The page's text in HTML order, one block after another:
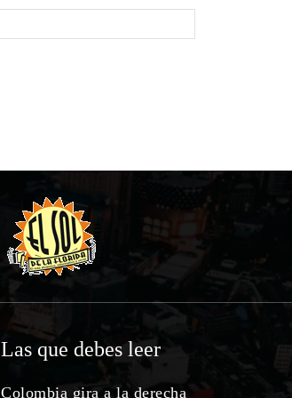
Las que debes leer
Colombia gira a la derecha